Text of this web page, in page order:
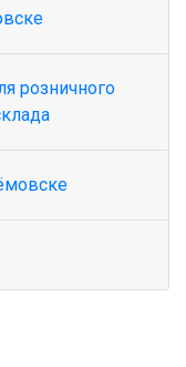
розничного